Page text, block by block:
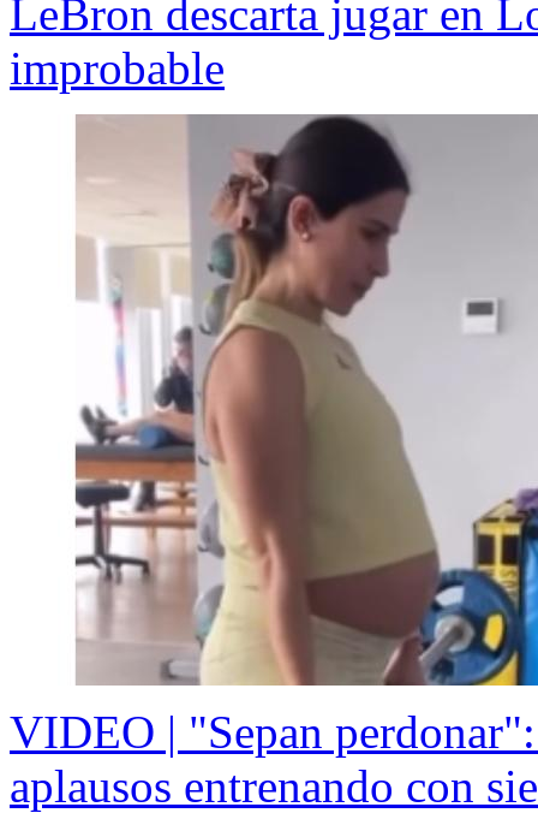
LeBron descarta jugar en
improbable
VIDEO | "Sepan
aplausos entrenando con